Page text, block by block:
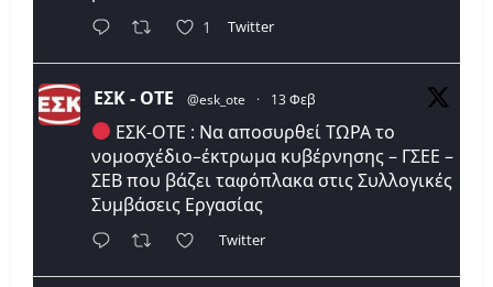
1 Twitter
ΕΣΚ - ΟΤΕ @esk_ote · 13 Φεβ
ΕΣΚ-ΟΤΕ : Να αποσυρθεί ΤΩΡΑ το
νομοσχέδιο–έκτρωμα κυβέρνησης – ΓΣΕΕ –
ΣΕΒ που βάζει ταφόπλακα στις Συλλογικές
Συμβάσεις Εργασίας
Twitter